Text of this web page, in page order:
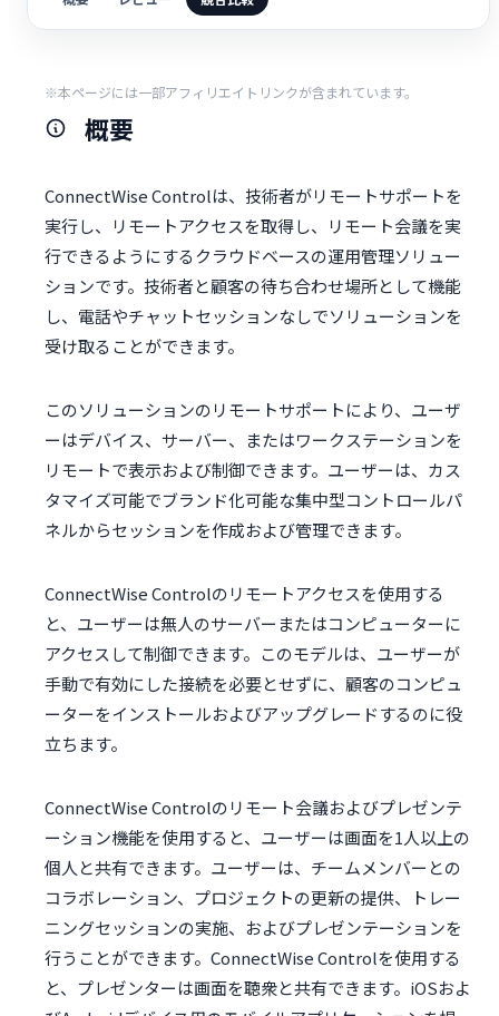
※本ページには一部アフィリエイトリンクが含まれています。
概要
ConnectWise Controlは、技術者がリモートサポートを
実行し、リモートアクセスを取得し、リモート会議を実
行できるようにするクラウドベースの運用管理ソリュー
ションです。技術者と顧客の待ち合わせ場所として機能
し、電話やチャットセッションなしでソリューションを
受け取ることができます。
このソリューションのリモートサポートにより、ユーザ
ーはデバイス、サーバー、またはワークステーションを
リモートで表示および制御できます。ユーザーは、カス
タマイズ可能でブランド化可能な集中型コントロールパ
ネルからセッションを作成および管理できます。
ConnectWise Controlのリモートアクセスを使用する
と、ユーザーは無人のサーバーまたはコンピューターに
アクセスして制御できます。このモデルは、ユーザーが
手動で有効にした接続を必要とせずに、顧客のコンピュ
ーターをインストールおよびアップグレードするのに役
立ちます。
ConnectWise Controlのリモート会議およびプレゼンテ
ーション機能を使用すると、ユーザーは画面を1人以上の
個人と共有できます。ユーザーは、チームメンバーとの
コラボレーション、プロジェクトの更新の提供、トレー
ニングセッションの実施、およびプレゼンテーションを
行うことができます。ConnectWise Controlを使用する
と、プレゼンターは画面を聴衆と共有できます。iOSおよ